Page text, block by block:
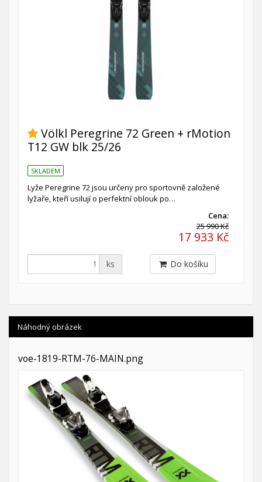
Völkl Peregrine 72 Green + rMotion
T12 GW blk 25/26
SKLADEM
Lyže Peregrine 72 jsou určeny pro sportovně založené
lyžaře, kteří usilují o perfektní oblouk po…
Cena:
25 990 Kč
17 933 Kč
ks Do košíku
Náhodný obrázek
voe-1819-RTM-76-MAIN.png